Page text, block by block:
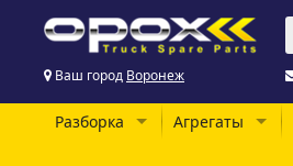
Ваш город Воронеж
Разборка Агрегаты